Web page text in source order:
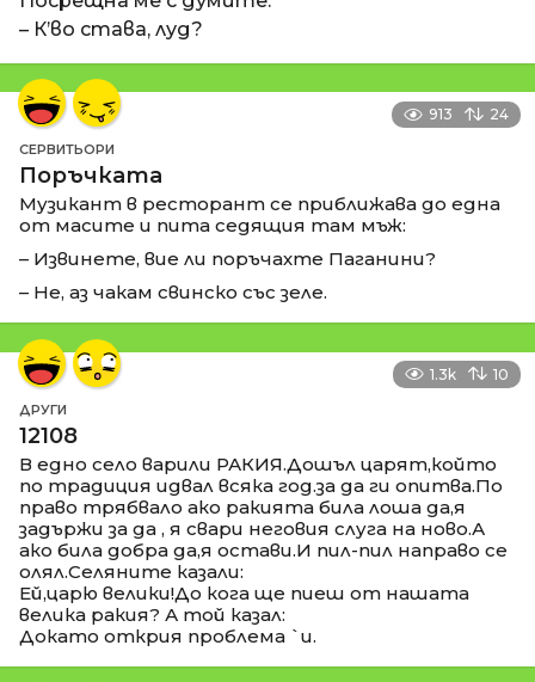
– К’во става, луд?
913 24
СЕРВИТЬОРИ
Поръчката
Музикант в ресторант се приближава до една
от масите и пита седящия там мъж:
– Извинете, вие ли поръчахте Паганини?
– Не, аз чакам свинско със зеле.
1.3k 10
ДРУГИ
12108
В едно село варили РАКИЯ.Дошъл царят,който
по традиция идвал всяка год.за да ги опитва.По
право трябвало ако ракията била лоша да,я
задържи за да , я свари неговия слуга на ново.А
ако била добра да,я остави.И пил-пил направо се
олял.Селяните казали:
Ей,царю велики!До кога ще пиеш от нашата
велика ракия? А той казал:
Докато открия проблема `и.